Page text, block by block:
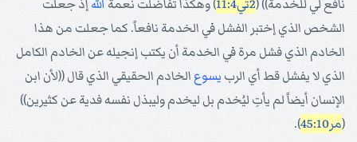
نافع لي للخدمة)) (2تي11:4 ) وهكذا تفاضلت نعمة اللهإذ جعلت
الشخص الذي إختبر الفشل في الخدمة نافعاً. كما جعلت من هذا
الخادم الذي فشل مرة في الخدمة أن يكتب إنجيله عن الخادم الكامل
الذي لا يفشل قط أي الرب يسوع الخادم الحقيقي الذي قال ((لأن ابن
الإنسان أيضاً لم يأتِ ليُخدم بل ليخدم وليبذل نفسه فدية عن كثيرين))
(مر45:10 ).